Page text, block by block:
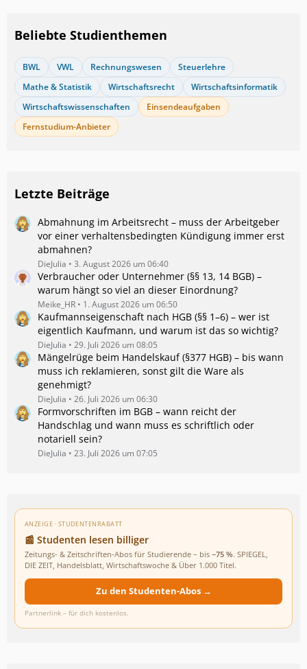
Beliebte Studienthemen
BWL VWL Rechnungswesen
Steuerlehre
Mathe & Statistik
Wirtschaftsrecht
Wirtschaftsinformatik
Wirtschaftswissenschaften
Einsendeaufgaben
Fernstudium-Anbieter
Letzte Beiträge
Abmahnung im Arbeitsrecht – muss der Arbeitgeber
vor einer verhaltensbedingten Kündigung immer erst
abmahnen?
DieJulia 3. August 2026 um 06:40
Verbraucher oder Unternehmer (§§ 13, 14 BGB) –
warum hängt so viel an dieser Einordnung?
Meike_HR 1. August 2026 um 06:50
Kaufmannseigenschaft nach HGB (§§ 1–6) – wer ist
eigentlich Kaufmann, und warum ist das so wichtig?
DieJulia 29. Juli 2026 um 08:05
Mängelrüge beim Handelskauf (§377 HGB) – bis wann
muss ich reklamieren, sonst gilt die Ware als
genehmigt?
DieJulia 26. Juli 2026 um 06:30
Formvorschriften im BGB – wann reicht der
Handschlag und wann muss es schriftlich oder
notariell sein?
DieJulia 23. Juli 2026 um 07:05
ANZEIGE · STUDENTENRABATT
📰 Studenten lesen billiger
Zeitungs- & Zeitschriften-Abos für Studierende – bis −75 %. SPIEGEL,
DIE ZEIT, Handelsblatt, Wirtschaftswoche & Über 1.000 Titel.
Zu den Studenten-Abos →
Partnerlink – für dich kostenlos.